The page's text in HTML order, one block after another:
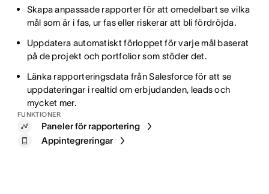
Skapa anpassade rapporter för att omedelbart se vilka
mål som är i fas, ur fas eller riskerar att bli fördröjda.
Uppdatera automatiskt förloppet för varje mål baserat
på de projekt och portfolior som stöder det.
Länka rapporteringsdata från Salesforce för att se
uppdateringar i realtid om erbjudanden, leads och
mycket mer.
FUNKTIONER
Paneler för rapportering
Appintegreringar